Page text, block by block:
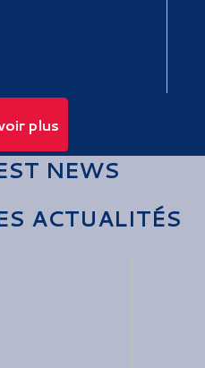
plus
NEWS
ACTUALITÉS